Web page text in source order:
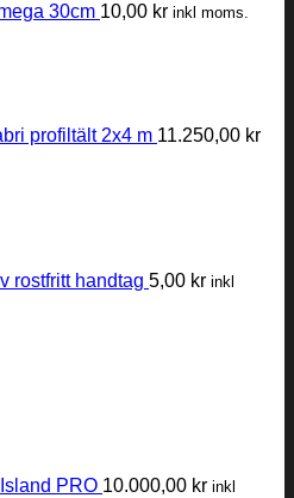
30cm 10,00 kr inkl moms.
profiltält 2x4 m 11.250,00 kr
rostfritt handtag 5,00 kr inkl
PRO 10.000,00 kr inkl